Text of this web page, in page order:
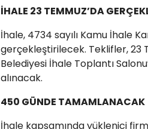
İHALE 23 TEMMUZ’DA
İhale, 4734 sayılı Kamu İhale
gerçekleştirilecek. Teklifler, 23
Belediyesi İhale Toplantı
alınacak.
450 GÜNDE TAMAMLANACAK
İhale kapsamında yüklenici